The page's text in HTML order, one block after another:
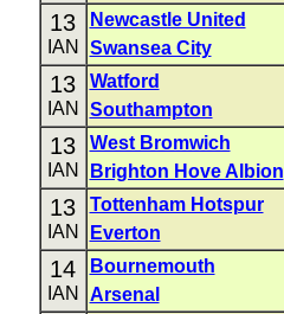
13
IAN
Newcastle United
Swansea City
13
IAN
Watford
Southampton
13
IAN
West Bromwich
Brighton Hove Albion
13
IAN
Tottenham Hotspur
Everton
14
IAN
Bournemouth
Arsenal